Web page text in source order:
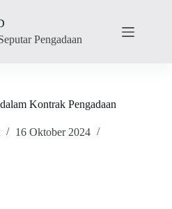
Pengadaan
Kontrak Pengadaan
16 Oktober 2024